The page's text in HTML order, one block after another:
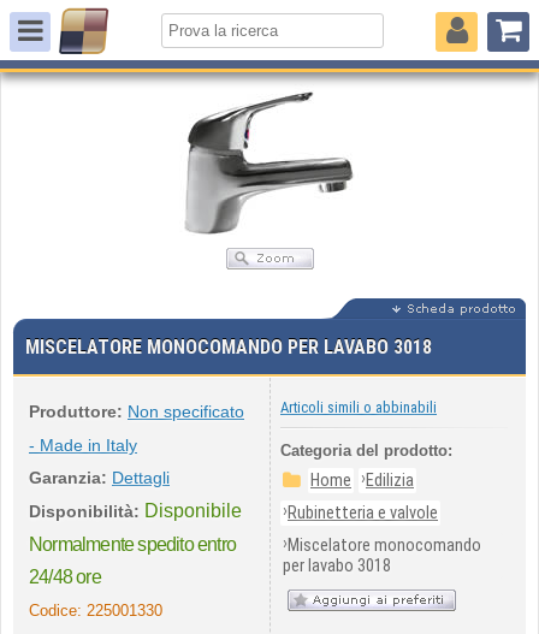
MISCELATORE MONOCOMANDO PER LAVABO 3018
Produttore: Non specificato
- Made in Italy
Garanzia: Dettagli
Disponibilità: Disponibile
Normalmente spedito entro
24/48 ore
Codice: 225001330
Articoli simili o abbinabili
Categoria del prodotto:
Home ›Edilizia
›Rubinetteria e valvole
›Miscelatore monocomando
per lavabo 3018